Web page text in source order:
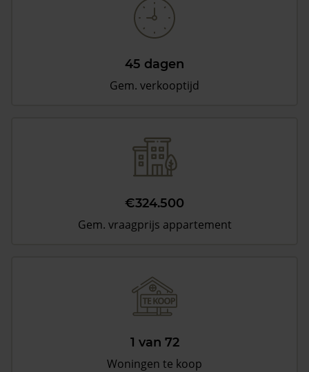
45 dagen
Gem. verkooptijd
€324.500
Gem. vraagprijs appartement
1 van 72
Woningen te koop